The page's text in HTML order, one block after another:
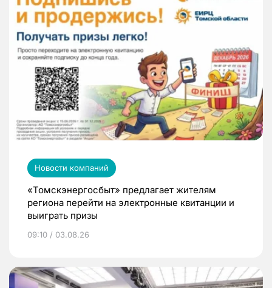
Новости компаний
«Томскэнергосбыт» предлагает жителям
региона перейти на электронные квитанции и
выиграть призы
09:10 / 03.08.26